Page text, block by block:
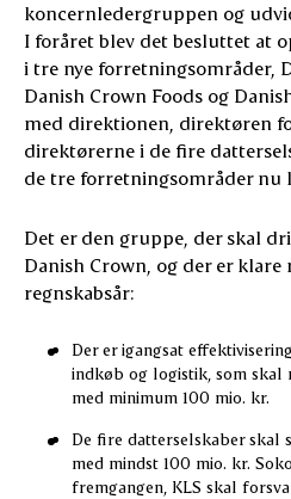
koncernledergruppen og
I foråret blev det besluttet at
i tre nye forretningsområder,
Danish Crown Foods og
med direktionen, direktøren
direktørerne i de fire
de tre forretningsområder
Det er den gruppe, der skal
Danish Crown, og der er
regnskabsår:
Der er igangsat
indkøb og logistik, som skal
med minimum 100 mio. kr.
De fire datterselskaber skal
med mindst 100 mio. kr.
fremgangen, KLS skal